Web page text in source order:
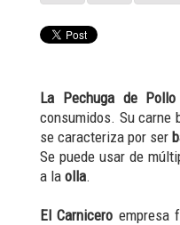
La Pechuga de
consumidos. Su carne
se caracteriza por ser
Se puede usar de
a la olla.
El Carnicero empresa